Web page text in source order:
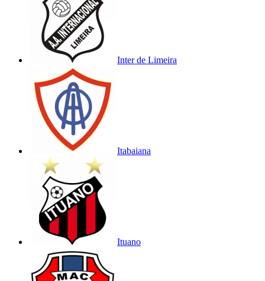
Inter de Limeira
Itabaiana
Ituano